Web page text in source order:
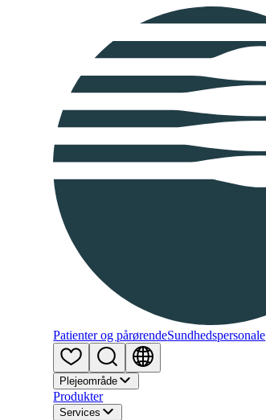
Patienter og pårørendeSundhedspersonale
Plejeområde
Produkter
Services